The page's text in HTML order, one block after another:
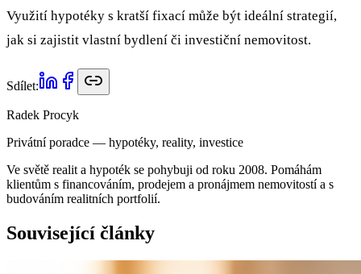
Využití hypotéky s kratší fixací může být ideální strategií,
jak si zajistit vlastní bydlení či investiční nemovitost.
Sdílet:
Radek Procyk
Privátní poradce — hypotéky, reality, investice
Ve světě realit a hypoték se pohybuji od roku 2008. Pomáhám
klientům s financováním, prodejem a pronájmem nemovitostí a s
budováním realitních portfolií.
Související články